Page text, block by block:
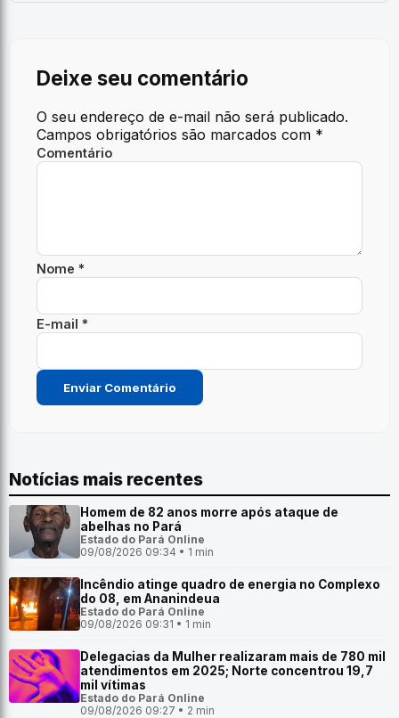
Deixe seu comentário
O seu endereço de e-mail não será publicado.
Campos obrigatórios são marcados com *
Comentário
Nome *
E-mail *
Notícias mais recentes
Homem de 82 anos morre após ataque de
abelhas no Pará
Estado do Pará Online
09/08/2026 09:34 • 1 min
Incêndio atinge quadro de energia no Complexo
do 08, em Ananindeua
Estado do Pará Online
09/08/2026 09:31 • 1 min
Delegacias da Mulher realizaram mais de 780 mil
atendimentos em 2025; Norte concentrou 19,7
mil vítimas
Estado do Pará Online
09/08/2026 09:27 • 2 min